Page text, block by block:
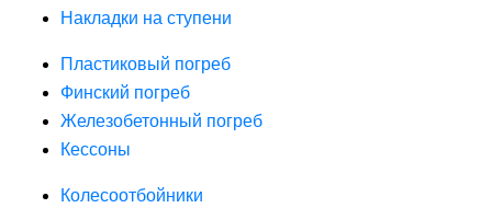
Накладки на ступени
Пластиковый погреб
Финский погреб
Железобетонный погреб
Кессоны
Колесоотбойники